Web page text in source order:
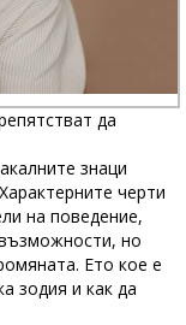
да
знаци
черти
на поведение,
но
Ето кое е
зодия и как да